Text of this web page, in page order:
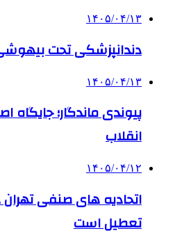
۱۴۰۵/۰۴/۱۳
دندانپزشکی تحت
۱۴۰۵/۰۴/۱۳
پیوندی ماندگار؛ جایگاه
انقلاب
۱۴۰۵/۰۴/۱۲
تعطیل است